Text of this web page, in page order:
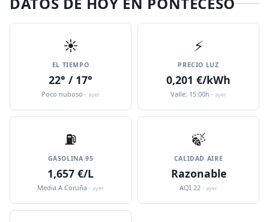
☀️
EL TIEMPO
22° / 17°
Poco nuboso · ayer
⚡
PRECIO LUZ
0,201 €/kWh
Valle: 15:00h · ayer
⛽️
GASOLINA 95
1,657 €/L
Media A Coruña · ayer
🍃
CALIDAD AIRE
Razonable
AQI 22 · ayer